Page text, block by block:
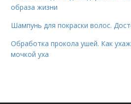
образа жизни
Шампунь для покраски волос.
Обработка прокола ушей. Как
мочкой уха